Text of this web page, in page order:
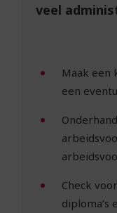
veel
Maak een
een
Check
diploma’s